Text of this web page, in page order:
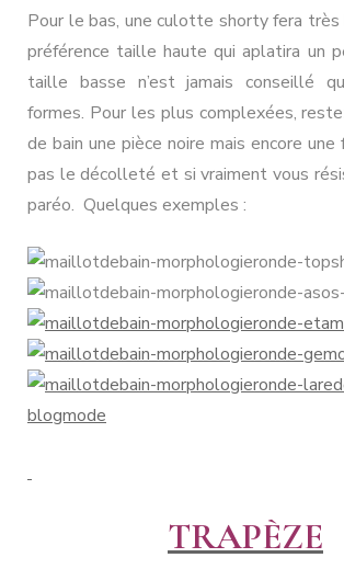
Pour le bas, une culotte shorty fera très
préférence taille haute qui aplatira un
taille basse n’est jamais conseillé
formes. Pour les plus complexées,
de bain une pièce noire mais encore
pas le décolleté et si vraiment vous
paréo. Quelques exemples :
TRAPÈZE